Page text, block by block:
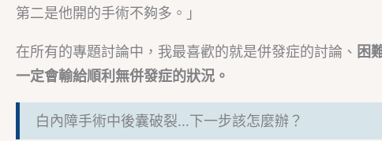
第二是他開的手術不夠多。」
在所有的專題討論中，我最喜歡的就是併發症的討論、 困
一定會輸給順利無併發症的狀況。
白內障手術中後囊破裂…下一步該怎麼辦？